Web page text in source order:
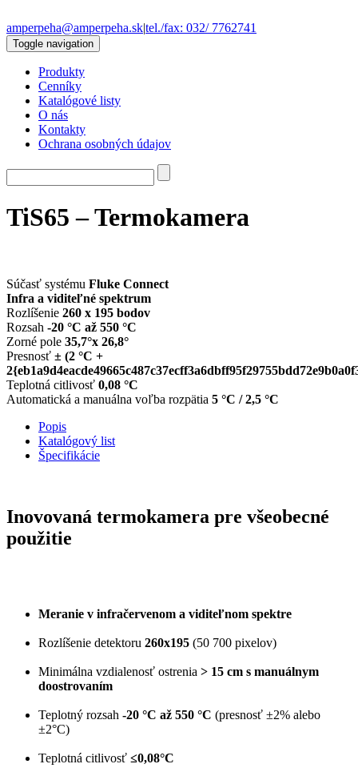
amperpeha@amperpeha.sk|tel./fax: 032/ 7762741
Toggle navigation
Produkty
Cenníky
Katalógové listy
O nás
Kontakty
Ochrana osobných údajov
TiS65 – Termokamera
Súčasť systému Fluke Connect
Infra a viditeľné spektrum
Rozlíšenie 260 x 195 bodov
Rozsah -20 °C až 550 °C
Zorné pole 35,7°x 26,8°
Presnosť ± (2 °C +
Teplotná citlivosť 0,08 °C
Automatická a manuálna voľba rozpätia 5 °C / 2,5 °C
Popis
Katalógový list
Špecifikácie
Inovovaná termokamera pre všeobecné
použitie
Meranie v infračervenom a viditeľnom spektre
Rozlíšenie detektoru 260x195 (50 700 pixelov)
Minimálna vzdialenosť ostrenia > 15 cm s manuálnym
doostrovaním
Teplotný rozsah -20 °C až 550 °C (presnosť ±2% alebo
±2°C)
Teplotná citlivosť ≤0,08°C